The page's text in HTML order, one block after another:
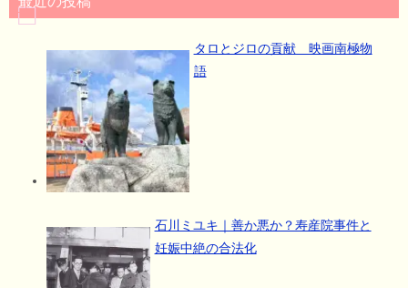
タロとジロの貢献 映画南極物
語
石川ミユキ｜善か悪か？寿産院事件と
妊娠中絶の合法化